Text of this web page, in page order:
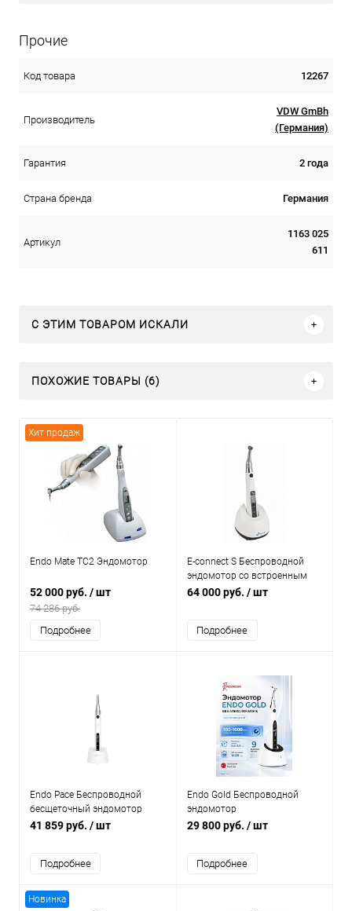
Прочие
Код товара 12267
Производитель
VDW GmBh
(Германия)
Гарантия 2 года
Страна бренда Германия
Артикул
1163 025
611
C ЭТИМ ТОВАРОМ ИСКАЛИ
ПОХОЖИЕ ТОВАРЫ (6)
Хит продаж
Endo Mate TC2 Эндомотор
52 000 руб. / шт
74 286 руб.
Подробнее
E-connect S Беспроводной
эндомотор со встроенным
апекслокатором
64 000 руб. / шт
Подробнее
Endo Pace Беспроводной
бесщеточный эндомотор
41 859 руб. / шт
Подробнее
Endo Gold Беспроводной
эндомотор
29 800 руб. / шт
Подробнее
Новинка